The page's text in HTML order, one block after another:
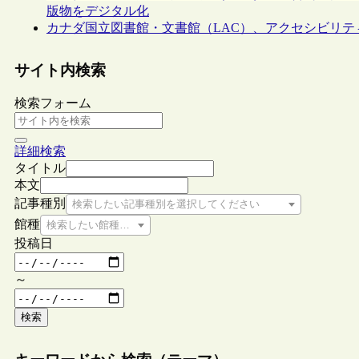
版物をデジタル化
カナダ国立図書館・文書館（LAC）、アクセシビリテ
サイト内検索
検索フォーム
詳細検索
タイトル
本文
記事種別
検索したい記事種別を選択してください
館種 検索したい館種を選択してください
投稿日
～
検索